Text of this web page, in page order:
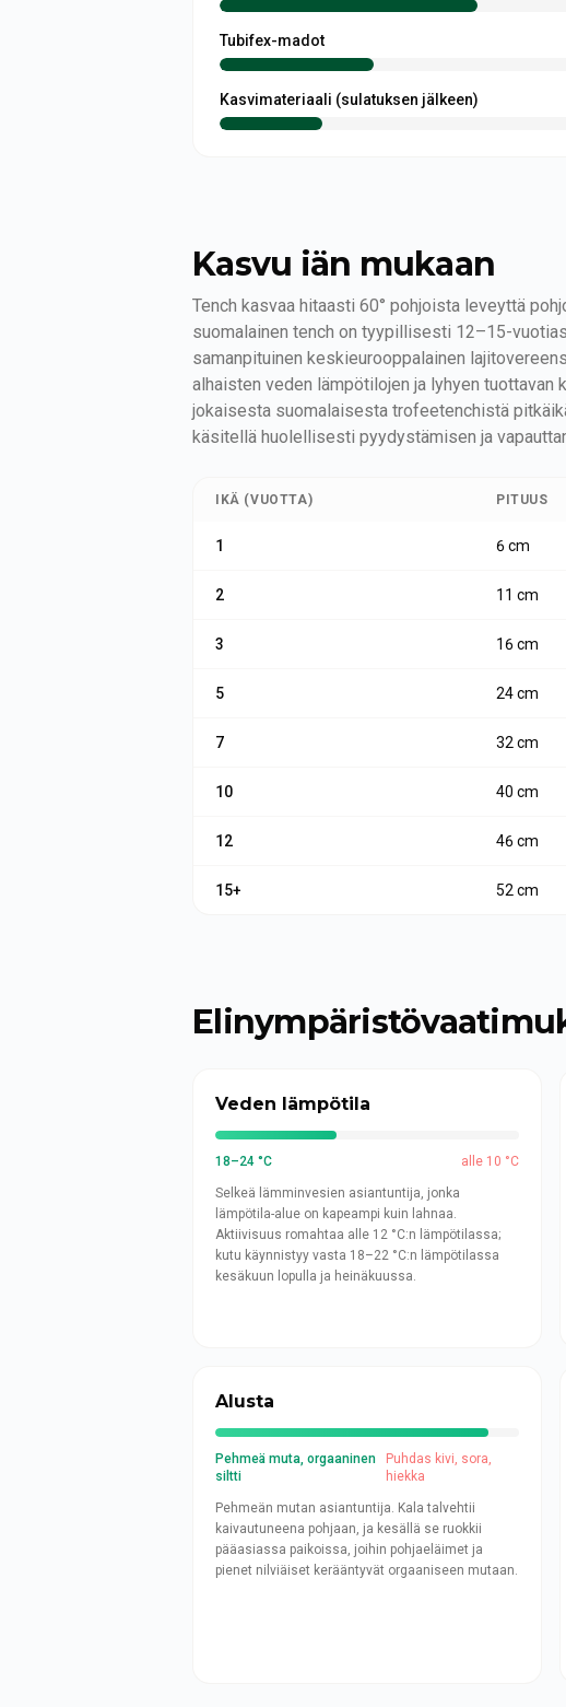
Tubifex-madot
Kasvimateriaali (sulatuksen jälkeen)
Kasvu iän mukaan
Tench kasvaa hitaasti 60° pohjoista leveyttä
suomalainen tench on tyypillisesti 12–15-
samanpituinen keskieurooppalainen
alhaisten veden lämpötilojen ja lyhyen tuottavan
jokaisesta suomalaisesta trofeetenchistä
käsitellä huolellisesti pyydystämisen ja
IKÄ (VUOTTA) PITUUS
1 6cm
2 11 cm
3 16cm
5 24cm
7 32 cm
10 40 cm
12 46cm
15+ 52 cm
Veden lämpötila
18–24 °C alle 10 °C
Selkeä lämminvesien asiantuntija, jonka
lämpötila-alue on kapeampi kuin lahnaa.
Aktiivisuus romahtaa alle 12 °C:n lämpötilassa;
kutu käynnistyy vasta 18–22 °C:n lämpötilassa
kesäkuun lopulla ja heinäkuussa.
Alusta
Pehmeä muta, orgaaninen
siltti
Puhdas kivi, sora,
hiekka
Pehmeän mutan asiantuntija. Kala talvehtii
kaivautuneena pohjaan, ja kesällä se ruokkii
pääasiassa paikoissa, joihin pohjaeläimet ja
pienet nilviäiset kerääntyvät orgaaniseen mutaan.